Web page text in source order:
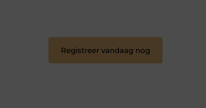
Registreer vandaag nog